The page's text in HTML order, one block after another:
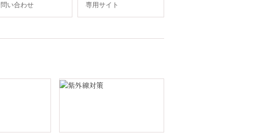
い合わせ 専用サイト